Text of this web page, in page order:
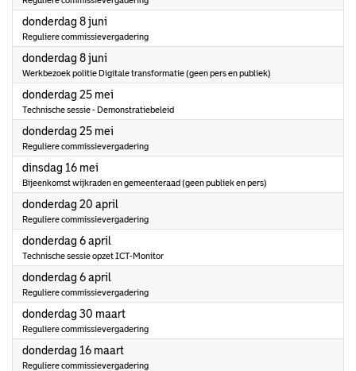
donderdag 8 juni
Reguliere commissievergadering
donderdag 8 juni
Werkbezoek politie Digitale transformatie (geen pers en publiek)
donderdag 25 mei
Technische sessie - Demonstratiebeleid
donderdag 25 mei
Reguliere commissievergadering
dinsdag 16 mei
Bijeenkomst wijkraden en gemeenteraad (geen publiek en pers)
donderdag 20 april
Reguliere commissievergadering
donderdag 6 april
Technische sessie opzet ICT-Monitor
donderdag 6 april
Reguliere commissievergadering
donderdag 30 maart2023
Reguliere commissievergadering
donderdag 16 maart2023
Reguliere commissievergadering